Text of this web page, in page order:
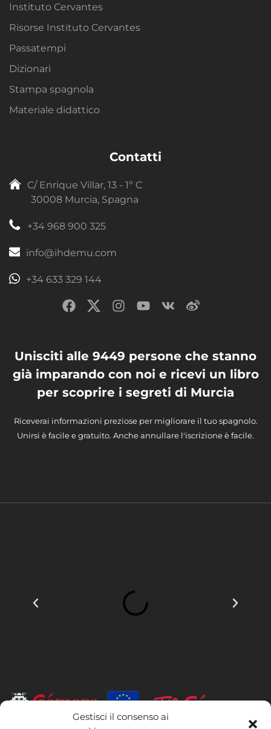
Gestisci il consenso ai
Instituto Cervantes
Risorse Instituto Cervantes
Passatempi
Dizionari
Stampa spagnola
Materiale didattico
Contatti
C/ Enrique Villar, 13 - 1º C
30008 Murcia, Spagna
+34 968 900 325
info@ihdemu.com
+34 633 329 144
Unisciti alle 9449 persone che stanno
già imparando con noi e ricevi un libro
per scoprire i segreti di Murcia
Riceverai informazioni preziose per migliorare il tuo spagnolo.
Unirsi è facile e gratuito. Anche annullare l'iscrizione è facile.